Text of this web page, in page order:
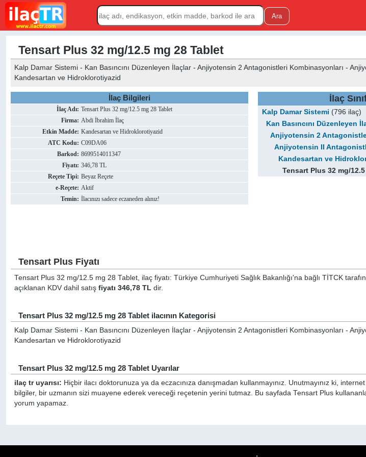
Tensart Plus 32 mg/12.5 mg 28 Tablet
Kalp Damar Sistemi - Kan Basıncını Düzenleyen İlaçlar - Anjiyotensin 2 Antagonistleri Kombinasyonları -
Kandesartan ve Hidroklorotiyazid
İlaç Bilgileri
İlaç Adı: Tensart Plus 32 mg/12.5 mg 28 Tablet
Firma: Abdi İbrahim İlaç
Etkin Madde: Kandesartan ve Hidroklorotiyazid
ATC Kodu: C09DA06
Barkod: 8699514011347
Fiyatı: 346,78 TL
Reçete Tipi: Beyaz Reçete
e-Reçete: Aktif
Temin: İlacınızı sadece eczaneden alınız!
İlaç
Kalp Damar Sistemi (796 ilaç)
Kan Basıncını Düzenleyen
Anjiyotensin 2
Anjiyotensin II
Kandesartan ve
Tensart Plus 32 mg/
Tensart Plus Fiyatı
Tensart Plus 32 mg/12.5 mg 28 Tablet, ilaç fiyatı: Türkiye Cumhuriyeti Sağlık Bakanlığı'na bağlı TİTCK
açıklanan KDV dahil satışfiyatı 346,78 TL dir.
Tensart Plus 32 mg/12.5 mg 28 Tablet ilacının Kategorisi
Kalp Damar Sistemi - Kan Basıncını Düzenleyen İlaçlar - Anjiyotensin 2 Antagonistleri Kombinasyonları -
Kandesartan ve Hidroklorotiyazid
Tensart Plus 32 mg/12.5 mg 28 Tablet Uyarılar
ilaç tr uyarısı: Hiçbir ilacı doktorunuza ya da eczacınıza danışmadan kullanmayınız. Unutmayınız ki,
bilgiler, bir uzmanın sizi muayene ederek vereceği reçetenin yerini tutmaz. Bu sayfada Tensart Plus
yorum yapamaz.